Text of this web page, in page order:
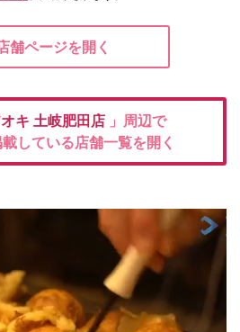
舗ページを開く
キ 土岐肥田店 」周辺で
している店舗一覧を開く